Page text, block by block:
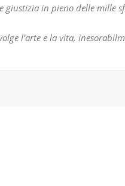
giustizia in pieno delle mille
l’arte e la vita,